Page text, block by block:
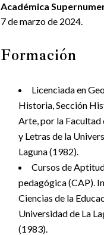
Académica
7 de marzo de 2024.
Formación
Licenciada en
Historia, Sección
Arte, por la Facultad
y Letras de la
Laguna (1982).
Cursos de
pedagógica (CAP).
Ciencias de la
Universidad de La
(1983).